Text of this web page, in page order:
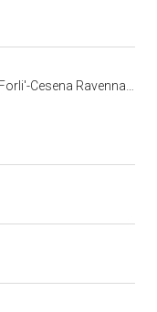
Ravenna e Rimini